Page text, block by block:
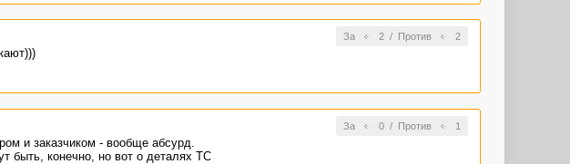
За 2/ Против 2
За 0/ Против 1
и заказчиком - вообще абсурд.
быть, конечно, но вот о деталях ТС